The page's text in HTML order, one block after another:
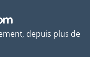
depuis plus de